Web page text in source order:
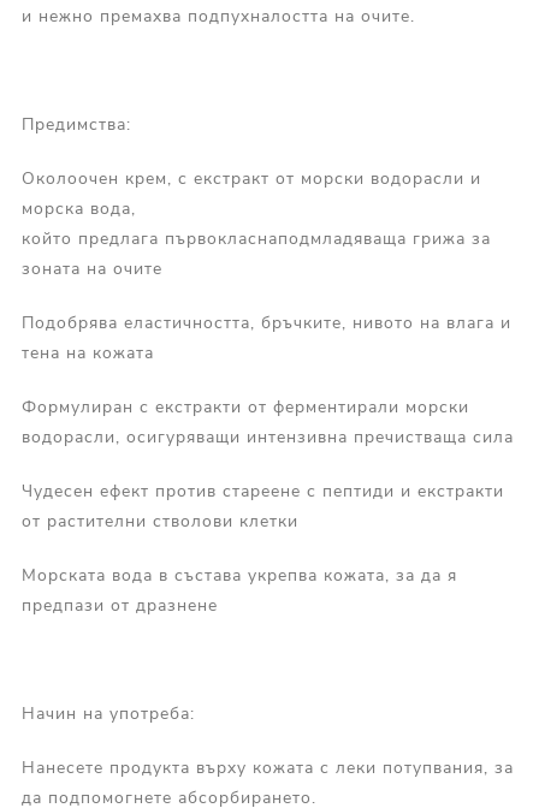
и нежно премахва подпухналостта на очите.
Предимства:
Околоочен крем, с екстракт от морски водорасли и
морска вода,
който предлага първокласнаподмладяваща грижа за
зоната на очите
Подобрява еластичността, бръчките, нивото на влага и
тена на кожата
Формулиран с екстракти от ферментирали морски
водорасли, осигуряващи интензивна пречистваща сила
Чудесен ефект против стареене с пептиди и екстракти
от растителни стволови клетки
Морската вода в състава укрепва кожата, за да я
предпази от дразнене
Начин на употреба:
Нанесете продукта върху кожата с леки потупвания, за
да подпомогнете абсорбирането.